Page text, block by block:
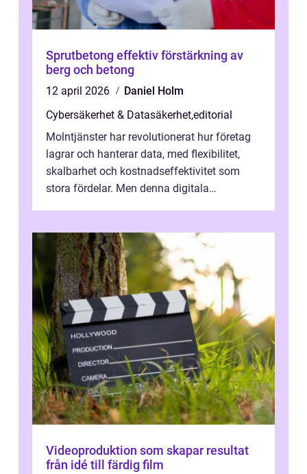
Sprutbetong effektiv förstärkning av
berg och betong
12 april 2026
Daniel Holm
Cybersäkerhet & Datasäkerhet,editorial
Molntjänster har revolutionerat hur företag
lagrar och hanterar data, med flexibilitet,
skalbarhet och kostnadseffektivitet som
stora fördelar. Men denna digitala
Videoproduktion som skapar resultat
från idé till färdig film